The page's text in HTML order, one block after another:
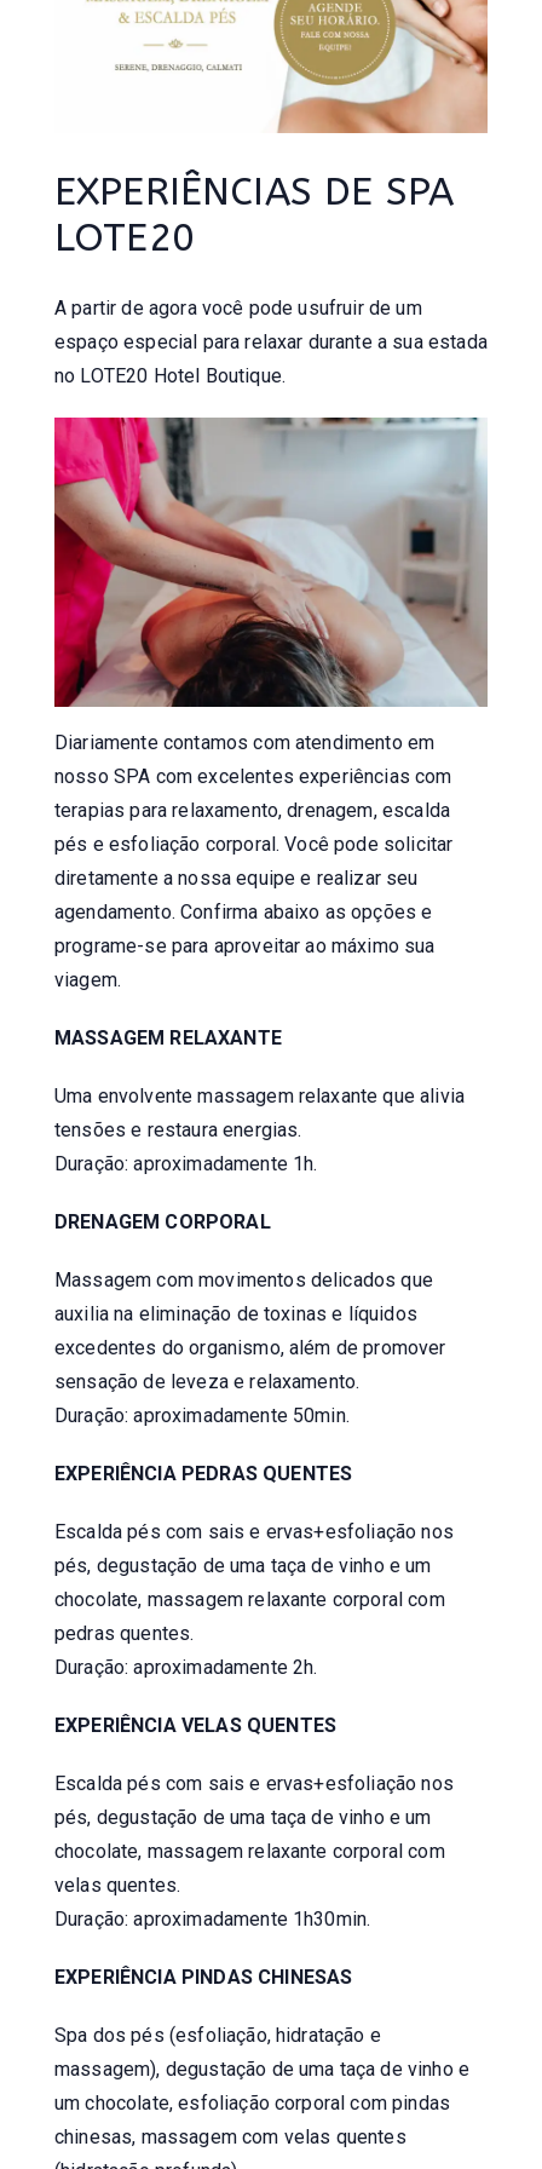
EXPERIÊNCIAS DE SPA
LOTE20
A partir de agora você pode usufruir de um
espaço especial para relaxar durante a sua estada
no LOTE20 Hotel Boutique.
Diariamente contamos com atendimento em
nosso SPA com excelentes experiências com
terapias para relaxamento, drenagem, escalda
pés e esfoliação corporal. Você pode solicitar
diretamente a nossa equipe e realizar seu
agendamento. Confirma abaixo as opções e
programe-se para aproveitar ao máximo sua
viagem.
MASSAGEM RELAXANTE
Uma envolvente massagem relaxante que alivia
tensões e restaura energias.
Duração: aproximadamente 1h.
DRENAGEM CORPORAL
Massagem com movimentos delicados que
auxilia na eliminação de toxinas e líquidos
excedentes do organismo, além de promover
sensação de leveza e relaxamento.
Duração: aproximadamente 50min.
EXPERIÊNCIA PEDRAS QUENTES
Escalda pés com sais e ervas+esfoliação nos
pés, degustação de uma taça de vinho e um
chocolate, massagem relaxante corporal com
pedras quentes.
Duração: aproximadamente 2h.
EXPERIÊNCIA VELAS QUENTES
Escalda pés com sais e ervas+esfoliação nos
pés, degustação de uma taça de vinho e um
chocolate, massagem relaxante corporal com
velas quentes.
Duração: aproximadamente 1h30min.
EXPERIÊNCIA PINDAS CHINESAS
Spa dos pés (esfoliação, hidratação e
massagem), degustação de uma taça de vinho e
um chocolate, esfoliação corporal com pindas
chinesas, massagem com velas quentes